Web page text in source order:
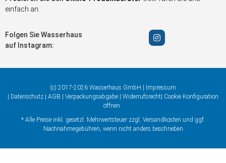
einfach an
Folgen Sie Wasserhaus
auf Instagram:
(c) 2017-2026 Wasserhaus GmbH |
Impressum
Datenschutz AGB Verpackungsabgabe Widerrufsrecht Cookie Konfiguration
öffnen
* Alle Preise inkl. gesetzl. Mehrwertsteuer zzgl. Versandkosten und ggf.
Nachnahmegebühren, wenn nicht anders beschrieben